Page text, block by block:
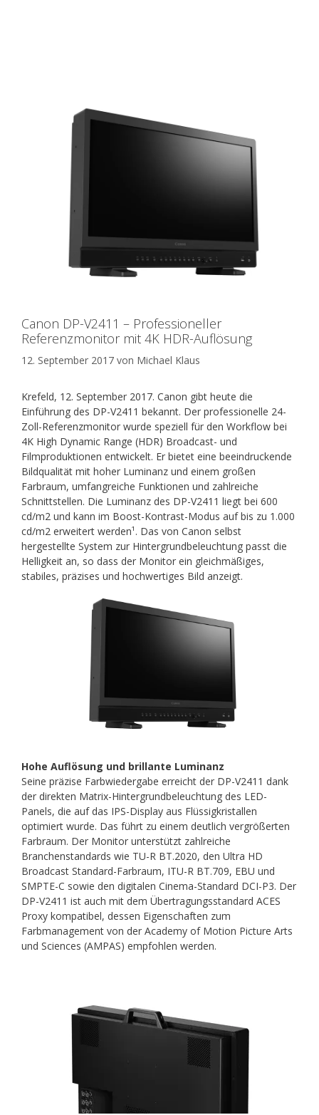
Canon DP-V2411 – Professioneller
Referenzmonitor mit 4K HDR-Auflösung
12. September 2017 von Michael Klaus
Krefeld, 12. September 2017. Canon gibt heute die
Einführung des DP-V2411 bekannt. Der professionelle 24-
Zoll-Referenzmonitor wurde speziell für den Workflow bei
4K High Dynamic Range (HDR) Broadcast- und
Filmproduktionen entwickelt. Er bietet eine beeindruckende
Bildqualität mit hoher Luminanz und einem großen
Farbraum, umfangreiche Funktionen und zahlreiche
Schnittstellen. Die Luminanz des DP-V2411 liegt bei 600
cd/m2 und kann im Boost-Kontrast-Modus auf bis zu 1.000
cd/m2 erweitert werden¹. Das von Canon selbst
hergestellte System zur Hintergrundbeleuchtung passt die
Helligkeit an, so dass der Monitor ein gleichmäßiges,
stabiles, präzises und hochwertiges Bild anzeigt.
Hohe Auflösung und brillante Luminanz
Seine präzise Farbwiedergabe erreicht der DP-V2411 dank
der direkten Matrix-Hintergrundbeleuchtung des LED-
Panels, die auf das IPS-Display aus Flüssigkristallen
optimiert wurde. Das führt zu einem deutlich vergrößerten
Farbraum. Der Monitor unterstützt zahlreiche
Branchenstandards wie TU-R BT.2020, den Ultra HD
Broadcast Standard-Farbraum, ITU-R BT.709, EBU und
SMPTE-C sowie den digitalen Cinema-Standard DCI-P3. Der
DP-V2411 ist auch mit dem Übertragungsstandard ACES
Proxy kompatibel, dessen Eigenschaften zum
Farbmanagement von der Academy of Motion Picture Arts
und Sciences (AMPAS) empfohlen werden.